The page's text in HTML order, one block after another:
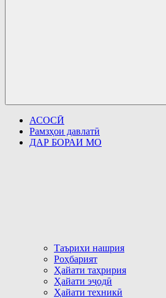
АСОСӢ
Рамзҳои давлатӣ
ДАР БОРАИ МО
Таърихи нашрия
Роҳбарият
Ҳайати таҳририя
Ҳайати эҷодӣ
Ҳайати техникӣ